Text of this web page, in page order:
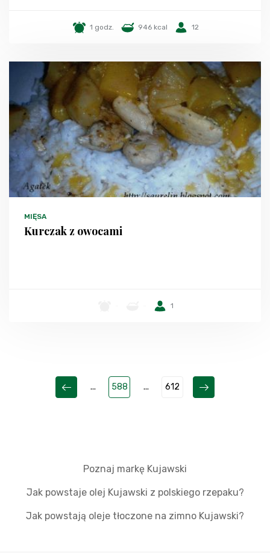
1 godz. 946 kcal 12
MIĘSA
Kurczak z owocami
1
... 588 ... 612
Poznaj markę Kujawski
Jak powstaje olej Kujawski z polskiego rzepaku?
Jak powstają oleje tłoczone na zimno Kujawski?